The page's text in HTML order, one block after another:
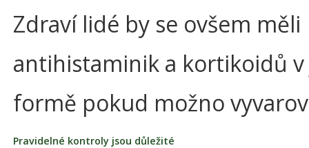
Zdraví lidé by se ovšem měli
antihistaminik a kortikoidů v
formě pokud možno
Pravidelné kontroly jsou důležité